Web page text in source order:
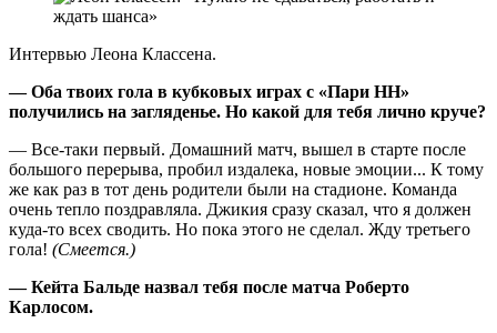
Интервью Леона Классена.
— Оба твоих гола в кубковых играх с «Пари НН»
получились на загляденье. Но какой для тебя лично круче?
— Все-таки первый. Домашний матч, вышел в старте после
большого перерыва, пробил издалека, новые эмоции... К тому
же как раз в тот день родители были на стадионе. Команда
очень тепло поздравляла. Джикия сразу сказал, что я должен
куда-то всех сводить. Но пока этого не сделал. Жду третьего
гола! (Cмеется.)
— Кейта Бальде назвал тебя после матча Роберто
Карлосом.